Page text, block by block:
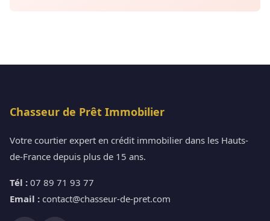
Chasseur de Prêt Immobilier
Votre courtier expert en crédit immobilier dans les Hauts-
de-France depuis plus de 15 ans.
Tél : 07 89 71 93 77
Email : contact@chasseur-de-pret.com